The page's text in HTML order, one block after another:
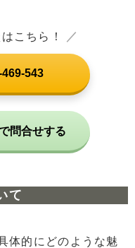
こちら！ ／
543
問合せする
て
体的にどのような魅